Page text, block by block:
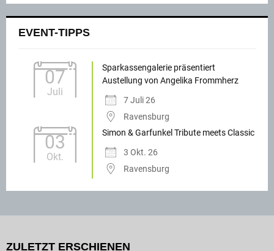
EVENT-TIPPS
07
Juli
Sparkassengalerie präsentiert
Austellung von Angelika Frommherz
7 Juli 26
Ravensburg
03
Okt.
Simon & Garfunkel Tribute meets Classic
3 Okt. 26
Ravensburg
ZULETZT ERSCHIENEN